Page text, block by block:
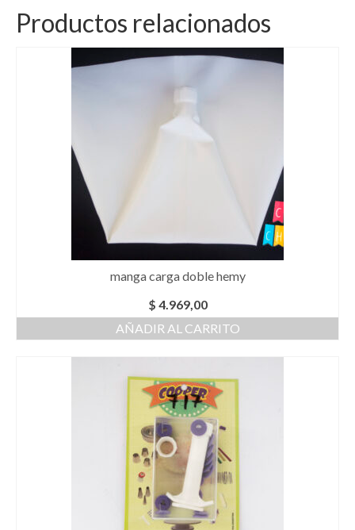
Productos relacionados
manga carga doble hemy
$ 4.969,00
AÑADIR AL CARRITO